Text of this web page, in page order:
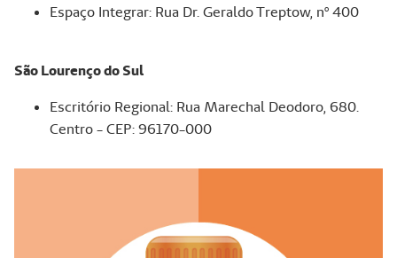
Espaço Integrar: Rua Dr. Geraldo Treptow, nº 400
São Lourenço do Sul
Escritório Regional: Rua Marechal Deodoro, 680.
Centro - CEP: 96170-000